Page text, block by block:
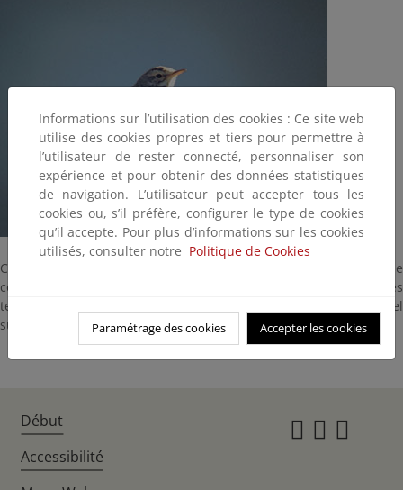
Como todas las aves de la familia de las Motacillidae, son de
colores pardos y no hay diferencia entre sexos. Son aves
terrestres que corren y andan con gran agilidad. Anidan en el
suelo.
Informations sur l’utilisation des cookies : Ce site web
utilise des cookies propres et tiers pour permettre à
l’utilisateur de rester connecté, personnaliser son
expérience et pour obtenir des données statistiques
de navigation. L’utilisateur peut accepter tous les
cookies ou, s’il préfère, configurer le type de cookies
qu’il accepte. Pour plus d’informations sur les cookies
utilisés, consulter notre Politique de Cookies
Paramétrage des cookies Accepter les cookies
Début
Accessibilité